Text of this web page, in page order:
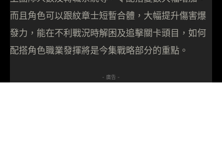
而且角色可以跟紋章士短暫合體，大幅提升傷害爆
發力，能在不利戰況時解困及追擊關卡頭目，如何
配搭角色職業發揮將是今集戰略部分的重點。
- 廣告 -